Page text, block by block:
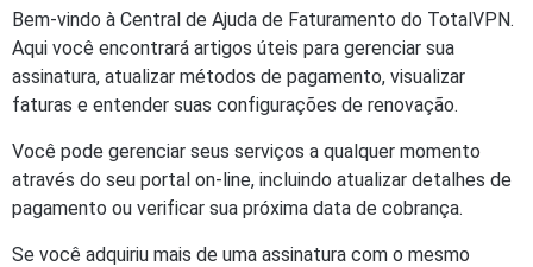
Bem-vindo à Central de Ajuda de Faturamento do TotalVPN.
Aqui você encontrará artigos úteis para gerenciar sua
assinatura, atualizar métodos de pagamento, visualizar
faturas e entender suas configurações de renovação.
Você pode gerenciar seus serviços a qualquer momento
através do seu portal on-line, incluindo atualizar detalhes de
pagamento ou verificar sua próxima data de cobrança.
Se você adquiriu mais de uma assinatura com o mesmo